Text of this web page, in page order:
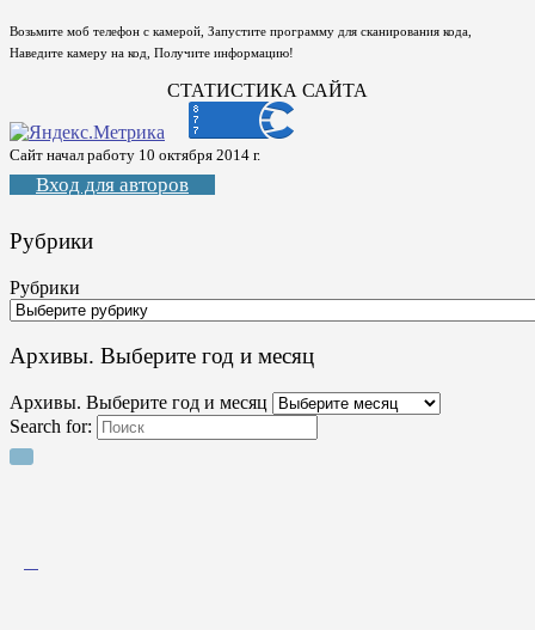
Возьмите моб телефон с камерой, Запустите программу для сканирования кода,
Наведите камеру на код, Получите информацию!
СТАТИСТИКА САЙТА
Сайт начал работу 10 октября 2014 г.
Вход для авторов
Рубрики
Рубрики
Архивы. Выберите год и месяц
Архивы. Выберите год и месяц
Search for: